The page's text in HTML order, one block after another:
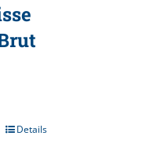
Details